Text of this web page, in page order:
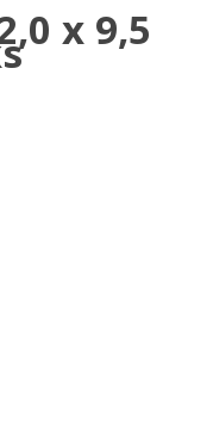
x 9,5